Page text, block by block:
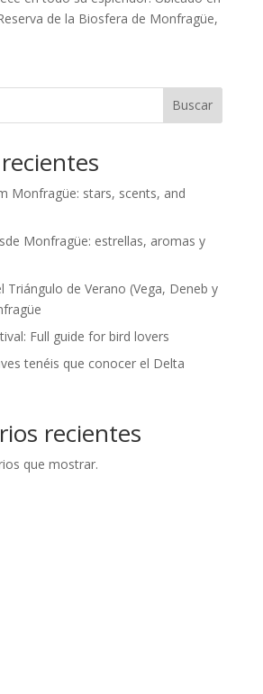
de la Biosfera de Monfragüe,
Buscar
Monfragüe: stars, scents, and
Monfragüe: estrellas, aromas y
Triángulo de Verano (Vega, Deneb y
Full guide for bird lovers
tenéis que conocer el Delta
recientes
que mostrar.